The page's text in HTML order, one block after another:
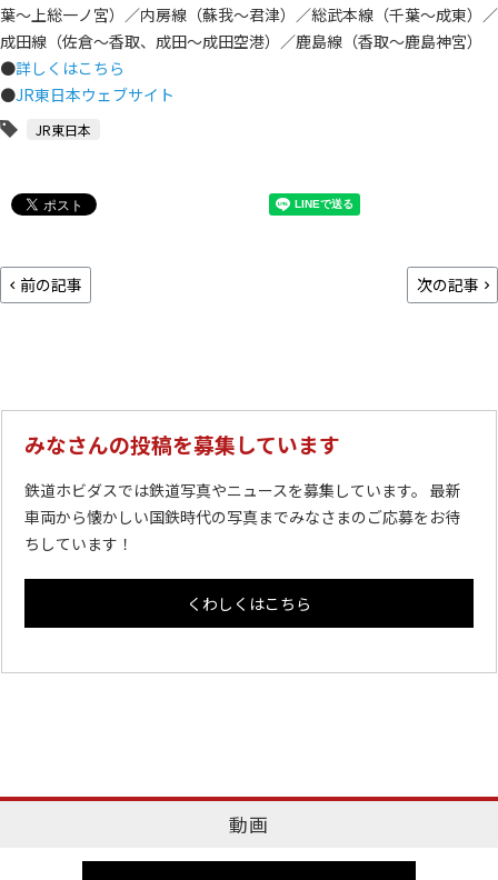
葉～上総一ノ宮）／内房線（蘇我～君津）／総武本線（千葉～成東）／
成田線（佐倉～香取、成田～成田空港）／鹿島線（香取～鹿島神宮）
●詳しくはこちら
●JR東日本ウェブサイト
JR東日本
前の記事 次の記事
みなさんの投稿を募集しています
鉄道ホビダスでは鉄道写真やニュースを募集しています。 最新
車両から懐かしい国鉄時代の写真までみなさまのご応募をお待
ちしています！
くわしくはこちら
動画